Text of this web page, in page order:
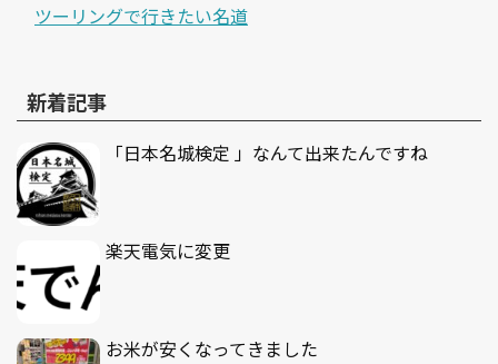
ツーリングで行きたい名道
新着記事
「日本名城検定 」なんて出来たんですね
楽天電気に変更
お米が安くなってきました